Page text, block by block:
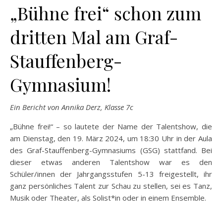
„Bühne frei“ schon zum
dritten Mal am Graf-
Stauffenberg-
Gymnasium!
Ein Bericht von Annika Derz, Klasse 7c
„Bühne frei!“ – so lautete der Name der Talentshow, die
am Dienstag, den 19. März 2024, um 18:30 Uhr in der Aula
des Graf-Stauffenberg-Gymnasiums (GSG) stattfand. Bei
dieser etwas anderen Talentshow war es den
Schüler/innen der Jahrgangsstufen 5-13 freigestellt, ihr
ganz persönliches Talent zur Schau zu stellen, sei es Tanz,
Musik oder Theater, als Solist*in oder in einem Ensemble.